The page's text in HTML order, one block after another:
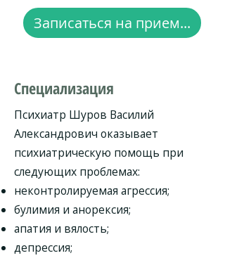
Записаться на прием...
Специализация
Психиатр Шуров Василий
Александрович оказывает
психиатрическую помощь при
следующих проблемах:
неконтролируемая агрессия;
булимия и анорексия;
апатия и вялость;
депрессия;